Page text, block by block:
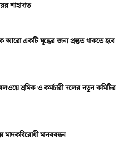
শাহাদাত
আরো একটি যুদ্ধের জন্য প্রস্তুত থাকতে হবে
শ্রমিক ও কর্মচারী দলের নতুন কমিটির
মাদকবিরোধী মানববন্ধন